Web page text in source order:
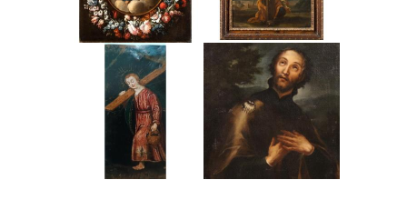
scolpito con profili dorati del XIX secolo.
Rilasciamo un certificato di autenticità timbrato e
firmato che garantisce l'epoca, la provenienza e
tutte le caratteristiche dell'opera, redatto da
Antiquario affiliato FIMA (FEDERAZIONE ITALIANA
MERCANTI D'ARTE).
Consegna in Italia e in tutta Europa entro 3 giorni
dalla ricezione del bonifico bancario.